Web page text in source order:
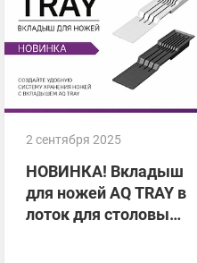
2 сентября 2025
НОВИНКА! Вкладыш
для ножей AQ TRAY в
лоток для столовых